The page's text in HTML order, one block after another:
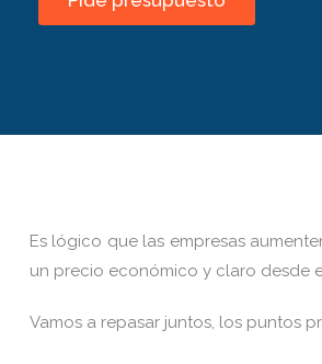
Es lógico que las empresas
un precio económico y claro desde
Vamos a repasar juntos, los puntos